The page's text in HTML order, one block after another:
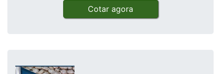
Cotar agora